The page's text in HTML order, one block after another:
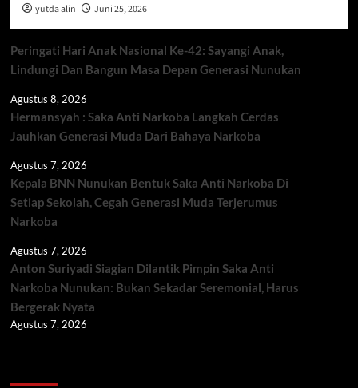
yutda alin Juni 25, 2026
Peringati Hari Anak Nasional Ke-42: Sayangi Anak,
Lindungi Dan Bangun Masa Depan Generasi Nunukan
Agustus 8, 2026
Hermansyah : Saka Anti Narkoba Langkah Cerdas
Jauhkan Generasi Muda Dari Bahaya Narkoba
Agustus 7, 2026
Kepala BNN Nunukan Bentuk Saka Anti Narkoba Di
Setiap Sekolah, Cegah Generasi Muda Terjerumus
Narkoba
Agustus 7, 2026
Anton Suriyadi Siagian Dilantik Pimpin Saka Anti
Narkoba Nunukan: Bukan Sekadar Seremonial, Harus
Bergerak Nyata
Agustus 7, 2026